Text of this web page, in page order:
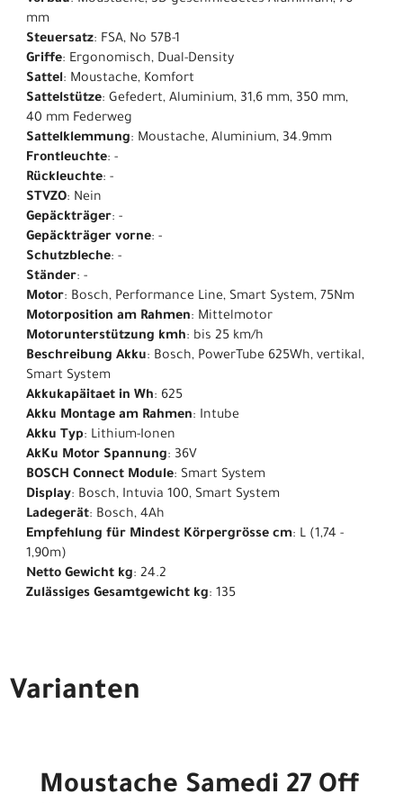
mm
Steuersatz: FSA, No 57B-1
Griffe: Ergonomisch, Dual-Density
Sattel: Moustache, Komfort
Sattelstütze: Gefedert, Aluminium, 31,6 mm, 350 mm,
40 mm Federweg
Sattelklemmung: Moustache, Aluminium, 34.9mm
Frontleuchte: -
Rückleuchte: -
STVZO: Nein
Gepäckträger: -
Gepäckträger vorne: -
Schutzbleche: -
Ständer: -
Motor: Bosch, Performance Line, Smart System, 75Nm
Motorposition am Rahmen: Mittelmotor
Motorunterstützung kmh: bis 25 km/h
Beschreibung Akku: Bosch, PowerTube 625Wh, vertikal,
Smart System
Akkukapäitaet in Wh: 625
Akku Montage am Rahmen: Intube
Akku Typ: Lithium-Ionen
AkKu Motor Spannung: 36V
BOSCH Connect Module: Smart System
Display: Bosch, Intuvia 100, Smart System
Ladegerät: Bosch, 4Ah
Empfehlung für Mindest Körpergrösse cm: L (1,74 -
1,90m)
Netto Gewicht kg: 24.2
Zulässiges Gesamtgewicht kg: 135
Varianten
Moustache Samedi 27 Off